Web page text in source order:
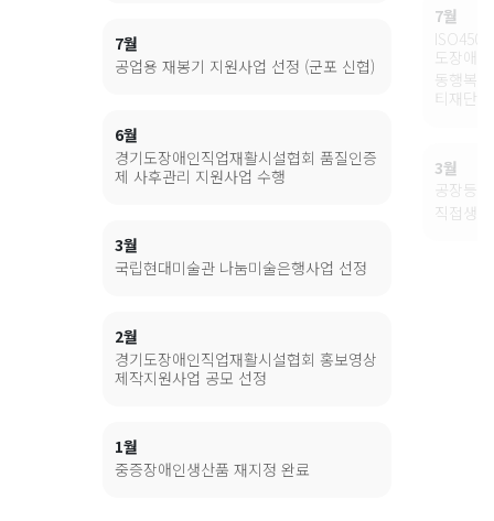
7월
공업용 재봉기 지원사업 선정 (군포 신협)
6월
경기도장애인직업재활시설협회 품질인증
제 사후관리 지원사업 수행
3월
국립현대미술관 나눔미술은행사업 선정
2월
경기도장애인직업재활시설협회 홍보영상
제작지원사업 공모 선정
1월
중증장애인생산품 재지정 완료
7월
도장애
동행복
티재단
3월
공장등록
직접생